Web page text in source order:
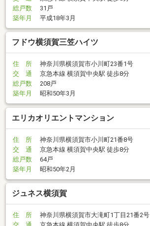
総戸数
31戸
築年月
平成18年3月
フドウ横須賀三笠ハイツ
住 所
神奈川県横須賀市小川町23番1号
交 通
京急本線 横須賀中央駅 徒歩8分
総戸数
208戸
築年月
昭和50年3月
エリカオリエントマンション
住 所
神奈川県横須賀市小川町21番8号
交 通
京急本線 横須賀中央駅 徒歩8分
総戸数
64戸
築年月
昭和50年2月
ジュネス横須賀
住 所
神奈川県横須賀市大滝町1丁目21番2号